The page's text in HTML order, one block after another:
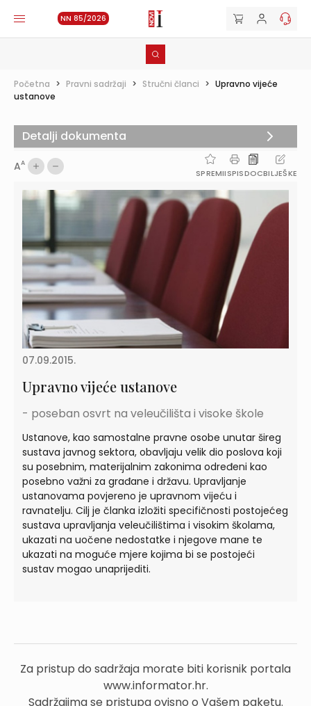
NN 85/2026
Početna > Pravni sadržaji > Stručni članci > Upravno vijeće
ustanove
AA
SPREMIISPISDOCBILJEŠKE
07.09.2015.
Upravno vijeće ustanove
- poseban osvrt na veleučilišta i visoke škole
Ustanove, kao samostalne pravne osobe unutar šireg
sustava javnog sektora, obavljaju velik dio poslova koji
su posebnim, materijalnim zakonima određeni kao
posebno važni za građane i državu. Upravljanje
ustanovama povjereno je upravnom vijeću i
ravnatelju. Cilj je članka izložiti specifičnosti postojećeg
sustava upravljanja veleučilištima i visokim školama,
ukazati na uočene nedostatke i njegove mane te
ukazati na moguće mjere kojima bi se postojeći
sustav mogao unaprijediti.
Za pristup do sadržaja morate biti korisnik portala
www.informator.hr.
Sadržajima se pristupa ovisno o Vašem paketu.
Detalji dokumenta